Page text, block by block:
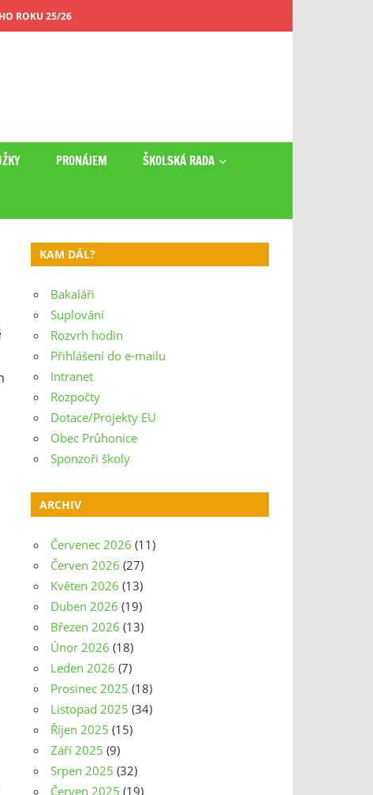
ROKU 25/26
PRONÁJEM ŠKOLSKÁ RADA
KAM DÁL?
Bakaláři
Suplování
Rozvrh hodin
Přihlášení do e-mailu
Intranet
Rozpočty
Dotace/Projekty EU
Obec Průhonice
Sponzoři školy
ARCHIV
Červenec 2026 (11)
Červen 2026 (27)
Květen 2026 (13)
Duben 2026 (19)
Březen 2026 (13)
Únor 2026 (18)
Leden 2026 (7)
Prosinec 2025 (18)
Listopad 2025 (34)
Říjen 2025 (15)
Září 2025 (9)
Srpen 2025 (32)
Červen 2025 (19)